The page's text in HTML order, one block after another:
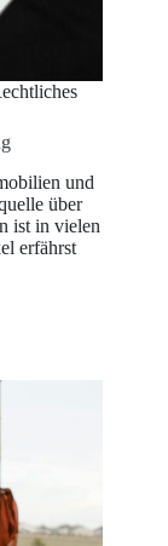
und
über
ist in vielen
erfährst